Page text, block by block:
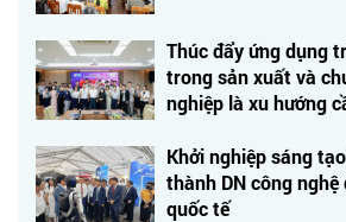
Thúc đẩy ứng dụng
trong sản xuất và
nghiệp là xu hướng
Khởi nghiệp sáng
thành DN công
quốc tế